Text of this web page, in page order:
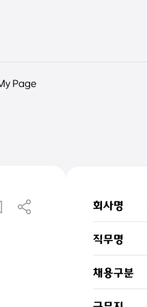
Page
회사명
직무명
채용구분